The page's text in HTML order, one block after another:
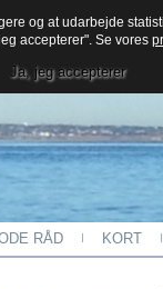
RÅD KORT
og at udarbejde
accepterer". Se vores
Ja, jeg accepterer